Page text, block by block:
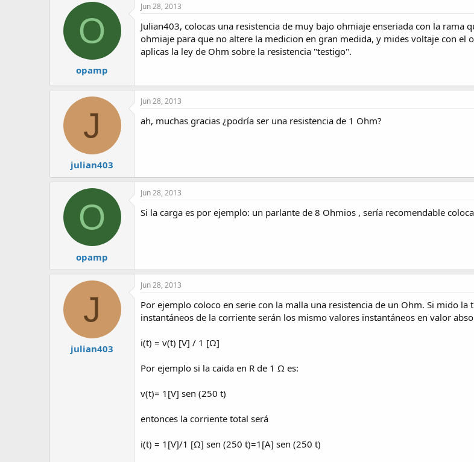
O
opamp
Jun 28, 2013
Julian403, colocas una resistencia de muy bajo ohmiaje enseriada con la rama
ohmiaje para que no altere la medicion en gran medida, y mides voltaje con el
aplicas la ley de Ohm sobre la resistencia "testigo".
J
julian403
Jun 28, 2013
ah, muchas gracias ¿podría ser una resistencia de 1 Ohm?
O
opamp
Jun 28, 2013
Si la carga es por ejemplo: un parlante de 8 Ohmios , sería recomendable
J
julian403
Jun 28, 2013
Por ejemplo coloco en serie con la malla una resistencia de un Ohm. Si mido
instantáneos de la corriente serán los mismo valores instantáneos en valor
i(t) = v(t) [V] / 1 [Ω]
Por ejemplo si la caida en R de 1 Ω es:
v(t)= 1[V] sen (250 t)
entonces la corriente total será
i(t) = 1[V]/1 [Ω] sen (250 t)=1[A] sen (250 t)